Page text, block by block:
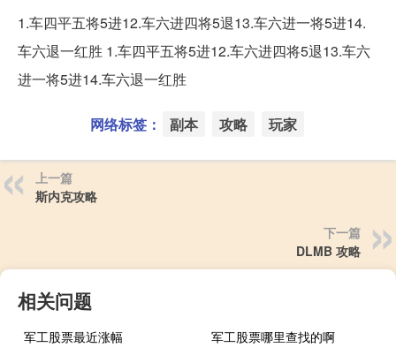
1.车四平五将5进12.车六进四将5退13.车六进一将5进14.
车六退一红胜 1.车四平五将5进12.车六进四将5退13.车六
进一将5进14.车六退一红胜
网络标签： 副本 攻略 玩家
上一篇
斯内克攻略
下一篇
DLMB 攻略
相关问题
军工股票最近涨幅
军工股票哪里查找的啊